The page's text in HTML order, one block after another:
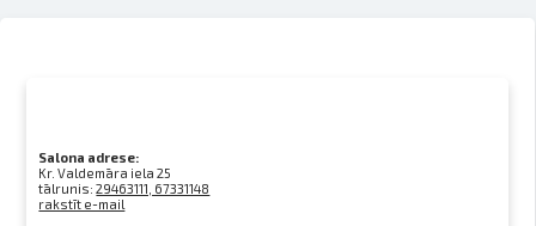
Salona adrese:
Kr. Valdemāra iela 25
tālrunis:29463111, 67331148
rakstīt e-mail